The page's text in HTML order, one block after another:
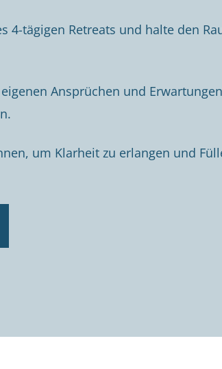
4-tägigen Retreats und halte den
Ansprüchen und
um Klarheit zu erlangen und